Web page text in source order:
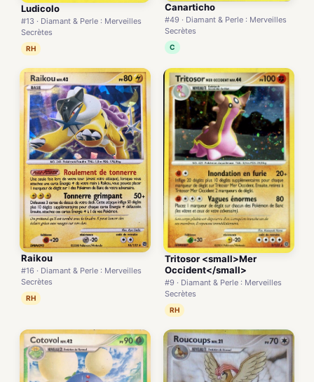
Ludicolo
#13 · Diamant & Perle : Merveilles
Secrètes
RH
Canarticho
#49 · Diamant & Perle : Merveilles
Secrètes
C
Raikou
#16 · Diamant & Perle : Merveilles
Secrètes
RH
Tritosor <small>Mer
Occident</small>
#9 · Diamant & Perle : Merveilles
Secrètes
RH